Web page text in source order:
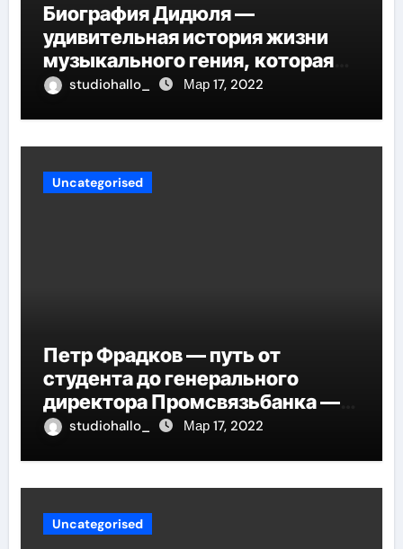
Биография Дидюля —
удивительная история жизни
музыкального гения, которая
проникнет в самые глубины
studiohallo_ Мар 17, 2022
Uncategorised
Петр Фрадков — путь от
студента до генерального
директора Промсвязьбанка —
биография и рост в банковской
studiohallo_ Мар 17, 2022
Uncategorised